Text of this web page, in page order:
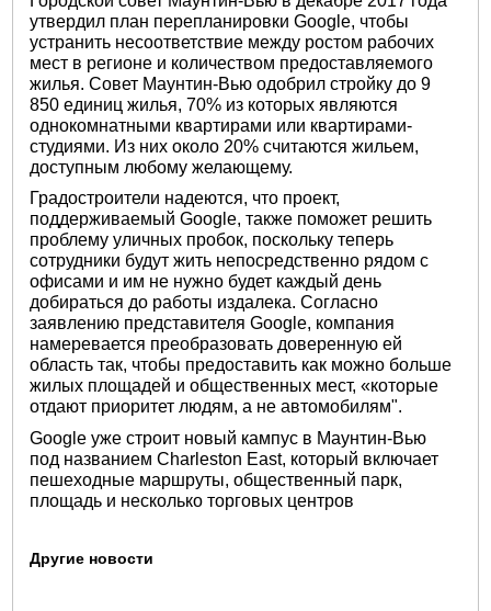
утвердил план перепланировки Google, чтобы
устранить несоответствие между ростом рабочих
мест в регионе и количеством предоставляемого
жилья. Совет Маунтин-Вью одобрил стройку до 9
850 единиц жилья, 70% из которых являются
однокомнатными квартирами или квартирами-
студиями. Из них около 20% считаются жильем,
доступным любому желающему.
Градостроители надеются, что проект,
поддерживаемый Google, также поможет решить
проблему уличных пробок, поскольку теперь
сотрудники будут жить непосредственно рядом с
офисами и им не нужно будет каждый день
добираться до работы издалека. Согласно
заявлению представителя Google, компания
намеревается преобразовать доверенную ей
область так, чтобы предоставить как можно больше
жилых площадей и общественных мест, «которые
отдают приоритет людям, а не автомобилям".
Google уже строит новый кампус в Маунтин-Вью
под названием Charleston East, который включает
пешеходные маршруты, общественный парк,
площадь и несколько торговых центров
Другие новости